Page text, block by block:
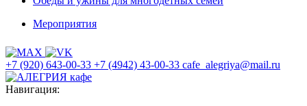
Мероприятия
+7 (920) 643-00-33 +7 (4942) 43-00-33 cafe_alegriya@mail.ru
Навигация: